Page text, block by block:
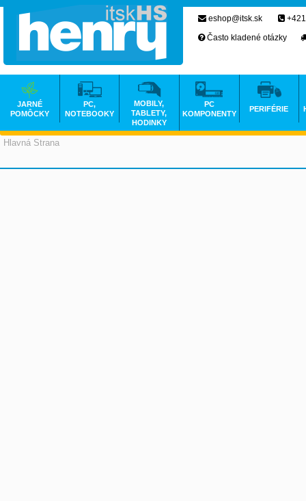
Hlavná Strana
eshop@itsk.sk
Často kladené otázky
JARNÉ
POMÔCKY
PC,
NOTEBOOKY
MOBILY,
TABLETY,
HODINKY
PC
KOMPONENTY
PERIFÉRIE